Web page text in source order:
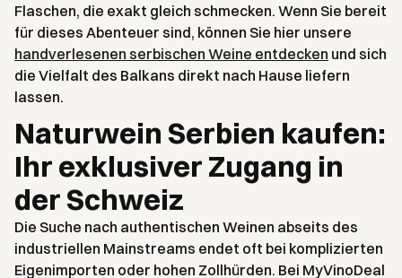
Flaschen, die exakt gleich schmecken. Wenn Sie bereit
für dieses Abenteuer sind, können Sie hier unsere
handverlesenen serbischen Weine entdecken und sich
die Vielfalt des Balkans direkt nach Hause liefern
lassen.
Naturwein Serbien kaufen:
Ihr exklusiver Zugang in
der Schweiz
Die Suche nach authentischen Weinen abseits des
industriellen Mainstreams endet oft bei komplizierten
Eigenimporten oder hohen Zollhürden. Bei MyVinoDeal